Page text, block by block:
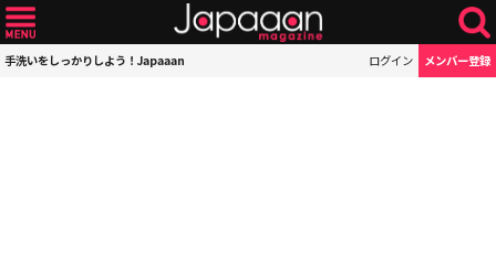
手洗いをしっかりしよう！Japaaan ログイン メンバー登録